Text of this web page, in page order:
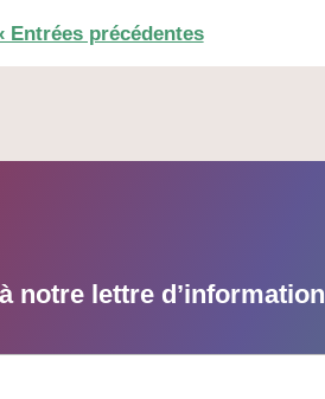
Entrées précédentes
notre lettre d’information